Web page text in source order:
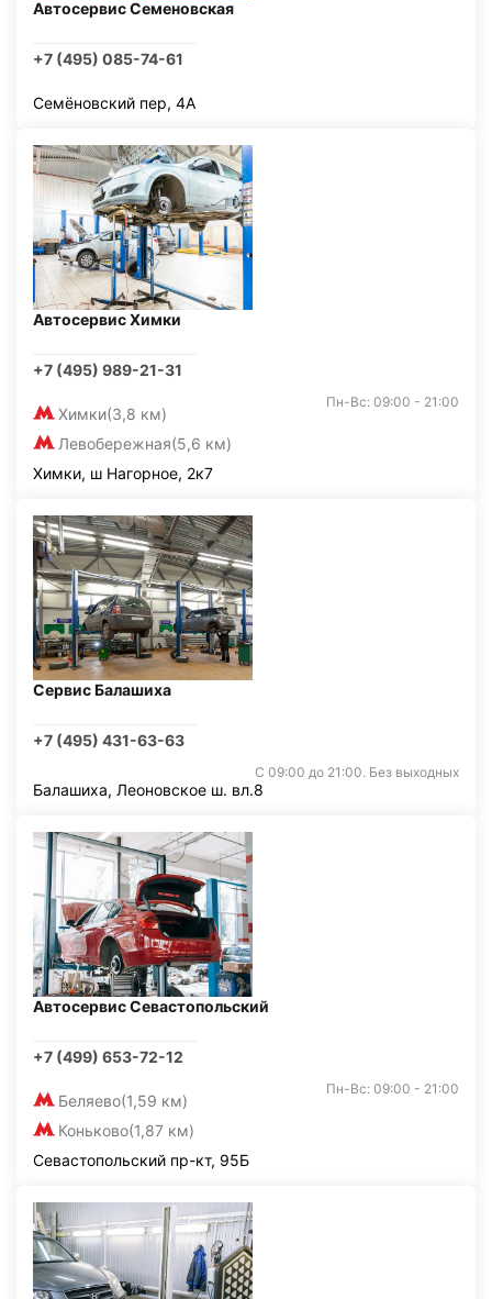
Автосервис Семеновская
+7 (495) 085-74-61
Семёновский пер, 4А
Автосервис Химки
+7 (495) 989-21-31
Химки(3,8 км)
Левобережная(5,6 км)
Пн-Вс: 09:00 - 21:00
Химки, ш Нагорное, 2к7
Сервис Балашиха
+7 (495) 431-63-63
С 09:00 до 21:00. Без выходных
Балашиха, Леоновское ш. вл.8
Автосервис Севастопольский
+7 (499) 653-72-12
Беляево(1,59 км)
Коньково(1,87 км)
Пн-Вс: 09:00 - 21:00
Севастопольский пр-кт, 95Б